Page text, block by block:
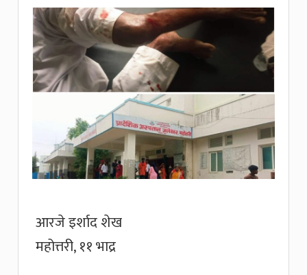
आरजे इर्शाद शेख
महोत्तरी, ११ भाद्र